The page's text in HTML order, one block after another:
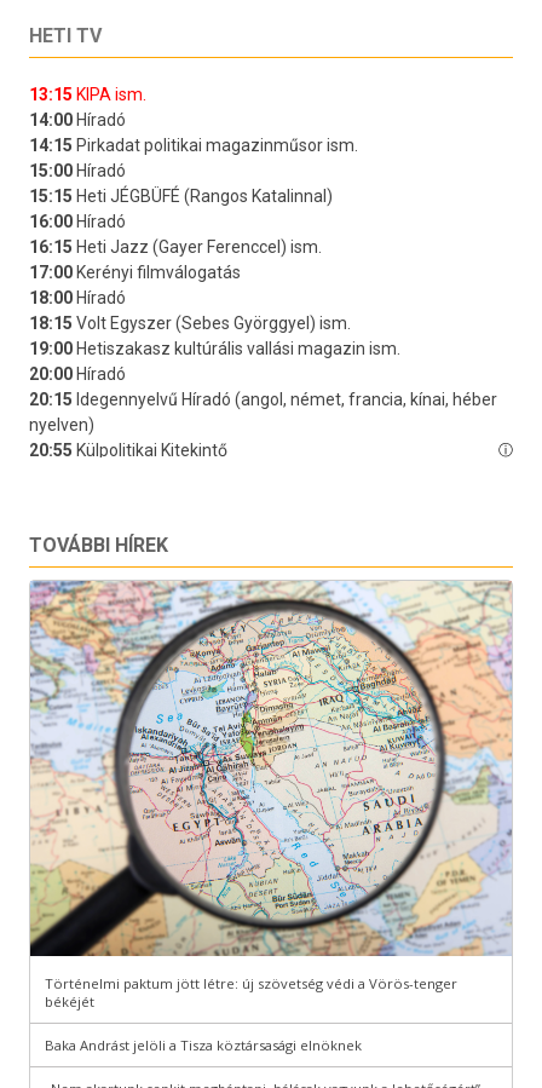
HETI TV
TOVÁBBI HÍREK